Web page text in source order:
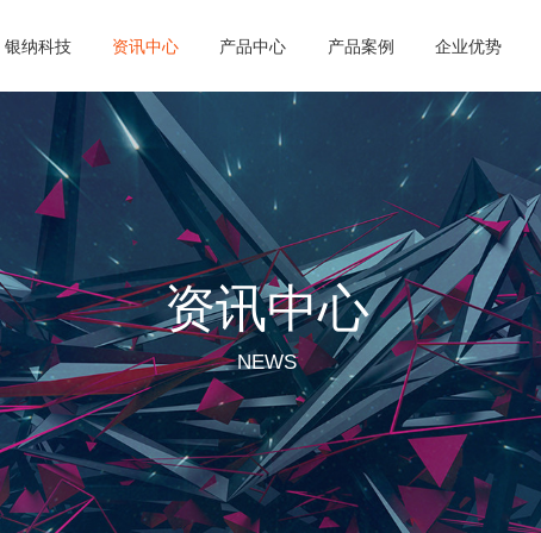
银纳科技 资讯中心 产品中心 产品案例 企业优势
资讯中心
NEWS